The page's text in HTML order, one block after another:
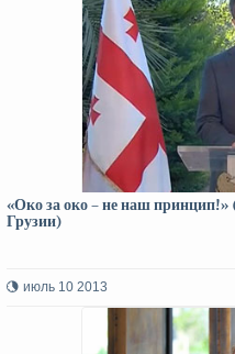
«Око за око – не наш
Грузии)
июль 10 2013